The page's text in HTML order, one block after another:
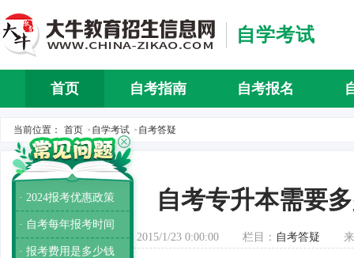
自学考试
首页 自考指南 自考报名
当前位置： 首页 > 自学考试 > 自考答疑
自考专升本需要
发布时间：2015/1/23 0:00:00 栏目： 自考答疑
· 2024报考优惠政策
· 自考每年报考时间
· 报考费用是多少钱